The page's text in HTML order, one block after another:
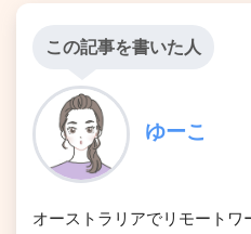
この記事を書いた人
ゆーこ
オーストラリアでリモートワ